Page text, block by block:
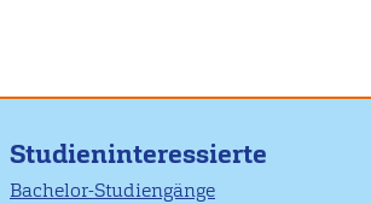
Studieninteressierte
Bachelor-Studiengänge